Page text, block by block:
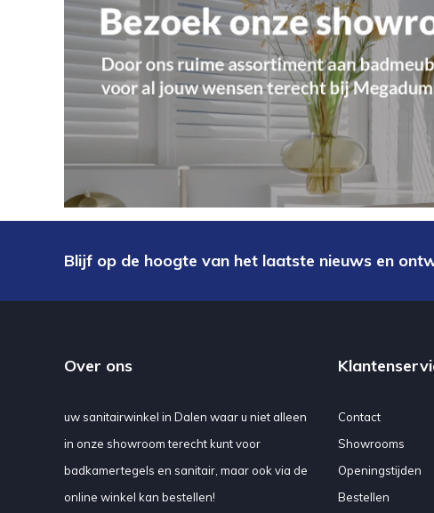
Blijf op de hoogte van het laatste nieuws en
Over ons
uw sanitairwinkel in Dalen waar u niet alleen
in onze showroom terecht kunt voor
badkamertegels en sanitair, maar ook via de
online winkel kan bestellen!
Contact
Showrooms
Openingstijden
Bestellen